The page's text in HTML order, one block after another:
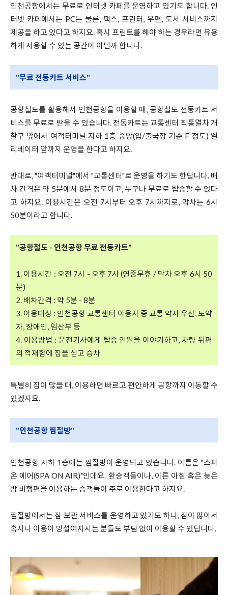
인천공항에서는 무료로 인터넷 카페를 운영하고 있기도 합니다. 인
터넷 카페에서는 PC는 물론, 팩스, 프린터, 우편, 도서 서비스까지
제공을 하고 있다고 하지요. 혹시 프린트를 해야 하는 경우라면 유용
하게 사용할 수 있는 공간이 아닐까 합니다.
"무료 전동카트 서비스"
공항철도를 활용해서 인천공항을 이용할 때, 공항철도 전동카트 서
비스를 무료로 받을 수 있습니다. 전동카트는 교통센터 직통열차 개
찰구 앞에서 여객터미널 지하 1층 중앙(입/출국장 기준 F 정도) 엘
리베이터 앞까지 운영을 한다고 하지요.
반대로, "여객터미널"에서 "교통센터"로 운영을 하기도 한답니다. 배
차 간격은 약 5분에서 8분 정도이고, 누구나 무료로 탑승할 수 있다
고 하지요. 이용시간은 오전 7시부터 오후 7시까지로, 막차는 6시
50분이라고 합니다.
"공항철도 - 인천공항 무료 전동카트"
1. 이용시간 : 오전 7시 - 오후 7시 (연중무휴 / 막차 오후 6시 50
분)
2. 배차간격 : 약 5분 - 8분
3. 이용대상 : 인천공항 교통센터 이용자 중 교통 약자 우선, 노약
자, 장애인, 임산부 등
4. 이용방법 : 운전기사에게 탑승 인원을 이야기하고, 차량 뒤편
의 적재함에 짐을 싣고 승차
특별히 짐이 많을 때, 이용하면 빠르고 편안하게 공항까지 이동할 수
있겠지요.
"인천공항 찜질방"
인천공항 지하 1층에는 찜질방이 운영되고 있습니다. 이름은 "스파
온 에어(SPA ON AIR)"인데요. 환승객들이나, 이른 아침 혹은 늦은
밤 비행편을 이용하는 승객들이 주로 이용한다고 하지요.
찜질방에서는 짐 보관 서비스를 운영하고 있기도 하니, 짐이 많아서
혹시나 이용이 망설여지시는 분들도 부담 없이 이용할 수 있답니다.